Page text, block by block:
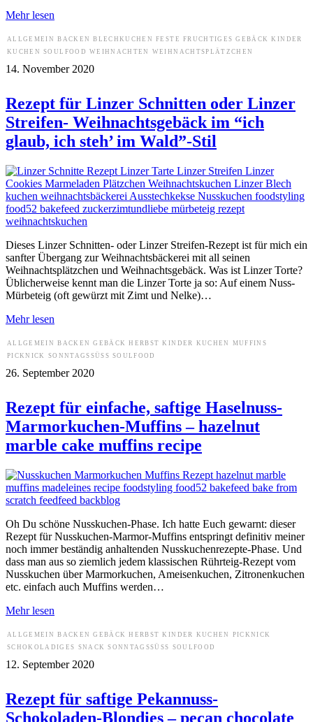
Mehr lesen
ALLGEMEIN BACKEN BLECHKUCHEN FESTE FRUCHTIGES GEBÄCK
KINDER
KUCHEN
SOULFOOD WEIHNACHTEN WEIHNACHTSPLÄTZCHEN
14. November 2020
Rezept für Linzer Schnitten oder Linzer
Streifen- Weihnachtsgebäck im “ich
glaub, ich steh’ im Wald”-Stil
Dieses Linzer Schnitten- oder Linzer Streifen-Rezept ist für mich ein
sanfter Übergang zur Weihnachtsbäckerei mit all seinen
Weihnachtsplätzchen und Weihnachtsgebäck. Was ist Linzer Torte?
Üblicherweise kennt man die Linzer Torte ja so: Auf einem Nuss-
Mürbeteig (oft gewürzt mit Zimt und Nelke)…
Mehr lesen
ALLGEMEIN BACKEN GEBÄCK HERBST KINDER KUCHEN
MUFFINS
PICKNICK
SONNTAGSSÜSS SOULFOOD
26. September 2020
Rezept für einfache, saftige Haselnuss-
Marmorkuchen-Muffins – hazelnut
marble cake muffins recipe
Oh Du schöne Nusskuchen-Phase. Ich hatte Euch gewarnt: dieser
Rezept für Nusskuchen-Marmor-Muffins entspringt definitiv meiner
noch immer beständig anhaltenden Nusskuchenrezepte-Phase. Und
dass man aus so ziemlich jedem klassischen Rührteig-Rezept vom
Nusskuchen über Marmorkuchen, Ameisenkuchen, Zitronenkuchen
etc. einfach auch Muffins werden…
Mehr lesen
ALLGEMEIN BACKEN GEBÄCK HERBST KINDER KUCHEN
PICKNICK
SCHOKOLADIGES SNACK SONNTAGSSÜSS SOULFOOD
12. September 2020
Rezept für saftige Pekannuss-
Schokoladen-Blondies – pecan chocolate